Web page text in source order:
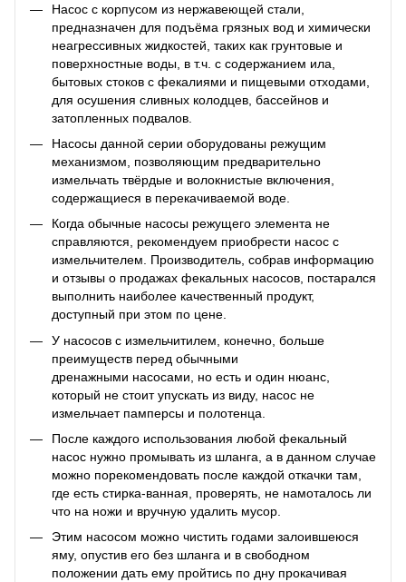
Насос с корпусом из нержавеющей стали,
предназначен для подъёма грязных вод и химически
неагрессивных жидкостей, таких как грунтовые и
поверхностные воды, в т.ч. с содержанием ила,
бытовых стоков с фекалиями и пищевыми отходами,
для осушения сливных колодцев, бассейнов и
затопленных подвалов.
Насосы данной серии оборудованы режущим
механизмом, позволяющим предварительно
измельчать твёрдые и волокнистые включения,
содержащиеся в перекачиваемой воде.
Когда обычные насосы режущего элемента не
справляются, рекомендуем приобрести насос с
измельчителем. Производитель, собрав информацию
и отзывы о продажах фекальных насосов, постарался
выполнить наиболее качественный продукт,
доступный при этом по цене.
У насосов с измельчитилем, конечно, больше
преимуществ перед обычными
дренажными насосами, но есть и один нюанс,
который не стоит упускать из виду, насос не
измельчает памперсы и полотенца.
После каждого использования любой фекальный
насос нужно промывать из шланга, а в данном случае
можно порекомендовать после каждой откачки там,
где есть стирка-ванная, проверять, не намоталось ли
что на ножи и вручную удалить мусор.
Этим насосом можно чистить годами залоившеюся
яму, опустив его без шланга и в свободном
положении дать ему пройтись по дну прокачивая